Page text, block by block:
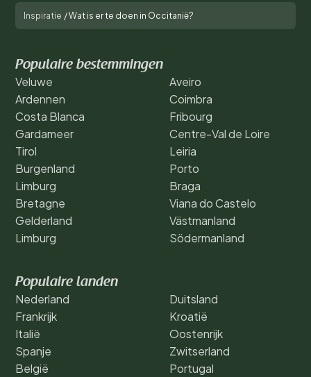
Inspiratie /Wat is er te doen in Occitanië?
Populaire bestemmingen
Veluwe
Ardennen
Costa Blanca
Gardameer
Tirol
Burgenland
Limburg
Bretagne
Gelderland
Limburg
Aveiro
Coimbra
Fribourg
Centre-Val de Loire
Leiria
Porto
Braga
Viana do Castelo
Västmanland
Södermanland
Populaire landen
Nederland
Frankrijk
Italië
Spanje
België
Duitsland
Kroatië
Oostenrijk
Zwitserland
Portugal